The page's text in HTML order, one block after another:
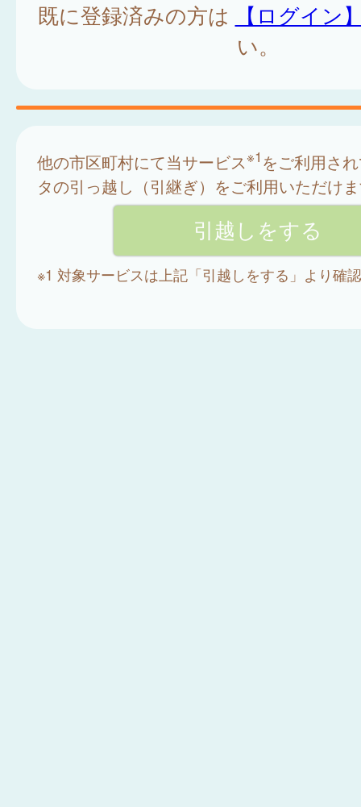
既に登録済みの方は
【ログイン
い。
他の市区町村にて当サービス※1 をご利用さ
タの引っ越し（引継ぎ）をご利用いただけ
※1 対象サービスは上記「引越しをする」より確